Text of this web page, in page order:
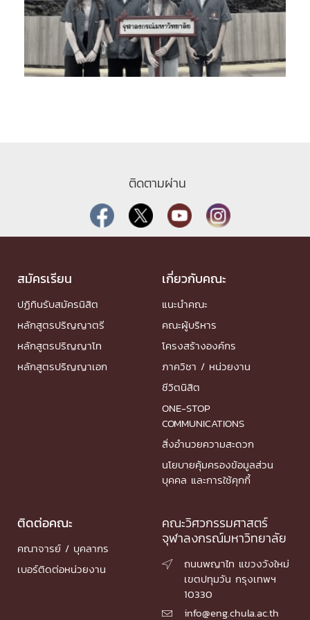
ติดตามผ่าน
สมัครเรียน
ปฏิทินรับสมัครนิสิต
หลักสูตรปริญญาตรี
หลักสูตรปริญญาโท
หลักสูตรปริญญาเอก
เกี่ยวกับคณะ
แนะนำคณะ
คณะผู้บริหาร
โครงสร้างองค์กร
ภาควิชา / หน่วยงาน
ชีวิตนิสิต
ONE-STOP
COMMUNICATIONS
สิ่งอำนวยความสะดวก
นโยบายคุ้มครองข้อมูลส่วน
บุคคล และการใช้คุกกี้
ติดต่อคณะ
คณาจารย์ / บุคลากร
เบอร์ติดต่อหน่วยงาน
คณะวิศวกรรมศาสตร์
จุฬาลงกรณ์มหาวิทยาลัย

ถนนพญาไท แขวงวังใหม่
เขตปทุมวัน กรุงเทพฯ
10330
 info@eng.chula.ac.th